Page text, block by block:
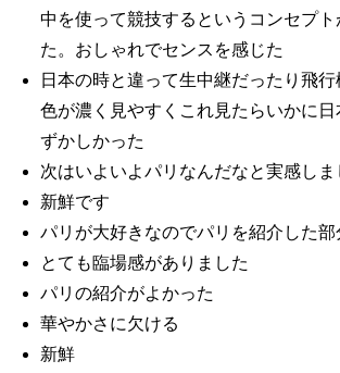
中を使って競技するというコンセプト
た。おしゃれでセンスを感じた
日本の時と違って生中継だったり飛
色が濃く見やすくこれ見たらいかに
ずかしかった
次はいよいよパリなんだなと実感しま
新鮮です
パリが大好きなのでパリを紹介した部
とても臨場感がありました
パリの紹介がよかった
華やかさに欠ける
新鮮